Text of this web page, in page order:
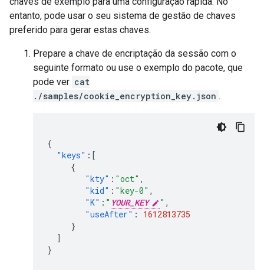
entanto, pode usar o seu sistema de gestão de chaves
preferido para gerar estas chaves.
Prepare a chave de encriptação da sessão com o
seguinte formato ou use o exemplo do pacote, que
pode ver cat
./samples/cookie_encryption_key.json .
{
"keys" :[
{
"kty" : "oct" ,
"kid" : "key-0" ,
"K" : " YOUR_KEY " ,
"useAfter" :
1612813735
}
]
}